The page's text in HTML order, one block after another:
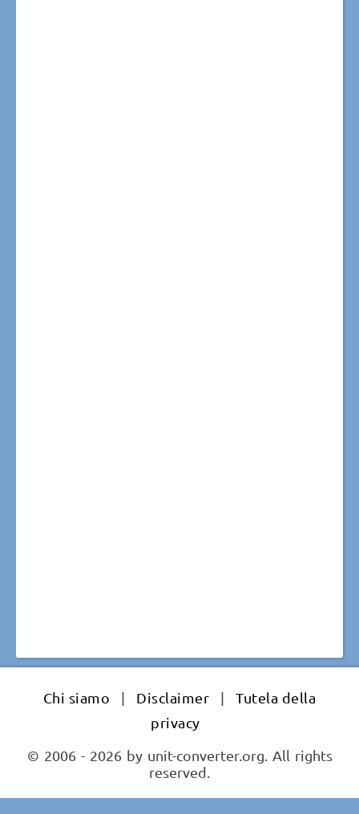
Chi siamo | Disclaimer |
Tutela della
privacy
© 2006 - 2026 by unit-converter.org. All rights
reserved.